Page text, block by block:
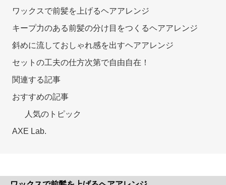
ワックスで前髪を上げるヘアアレンジ
キープ力のある前髪の分け目をつくるヘアアレンジ
斜めに流しておしゃれ感を出すヘアアレンジ
セットの工夫の仕方次第で自由自在！
関連する記事
おすすめの記事
人気のトピック
AXE Lab.